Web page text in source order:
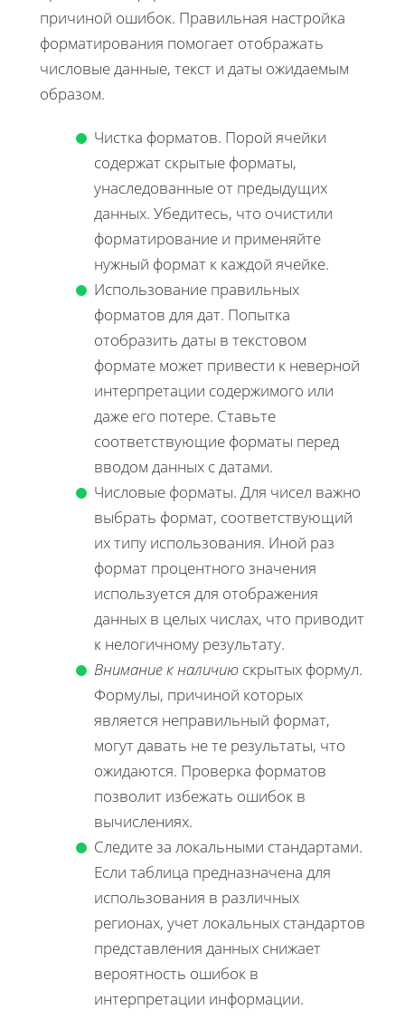
причиной ошибок. Правильная настройка
форматирования помогает отображать
числовые данные, текст и даты ожидаемым
образом.
Чистка форматов. Порой ячейки
содержат скрытые форматы,
унаследованные от предыдущих
данных. Убедитесь, что очистили
форматирование и применяйте
нужный формат к каждой ячейке.
Использование правильных
форматов для дат. Попытка
отобразить даты в текстовом
формате может привести к неверной
интерпретации содержимого или
даже его потере. Ставьте
соответствующие форматы перед
вводом данных с датами.
Числовые форматы. Для чисел важно
выбрать формат, соответствующий
их типу использования. Иной раз
формат процентного значения
используется для отображения
данных в целых числах, что приводит
к нелогичному результату.
Внимание к наличию скрытых формул.
Формулы, причиной которых
является неправильный формат,
могут давать не те результаты, что
ожидаются. Проверка форматов
позволит избежать ошибок в
вычислениях.
Следите за локальными стандартами.
Если таблица предназначена для
использования в различных
регионах, учет локальных стандартов
представления данных снижает
вероятность ошибок в
интерпретации информации.